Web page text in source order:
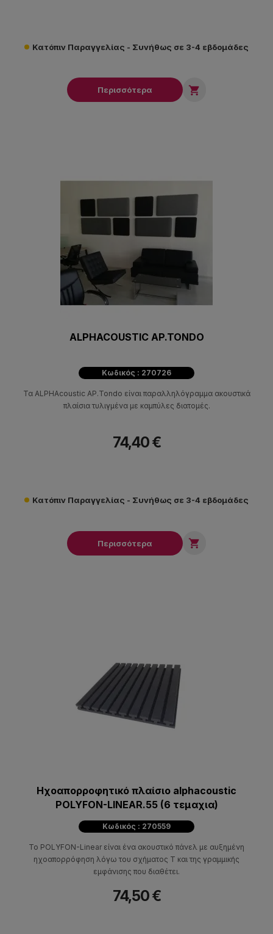
Κατόπιν Παραγγελίας - Συνήθως σε 3-4 εβδομάδες
Περισσότερα 
ALPHACOUSTIC AP.TONDO
Κωδικός : 270726
Τα ALPHAcoustic AP.Tondo είναι παραλληλόγραμμα ακουστικά
πλαίσια τυλιγμένα με καμπύλες διατομές.
74,40 €
Κατόπιν Παραγγελίας - Συνήθως σε 3-4 εβδομάδες
Περισσότερα 
Ηχοαπορροφητικό πλαίσιο alphacoustic
POLYFON-LINEAR.55 (6 τεμαχια)
Κωδικός : 270559
Το POLYFON-Linear είναι ένα ακουστικό πάνελ με αυξημένη
ηχοαπορρόφηση λόγω του σχήματος Τ και της γραμμικής
εμφάνισης που διαθέτει.
74,50 €